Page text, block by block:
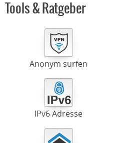
Tools & Ratgeber
Anonym surfen
IPv6 Adresse